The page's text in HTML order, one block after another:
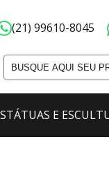
(21) 99610-8045
E